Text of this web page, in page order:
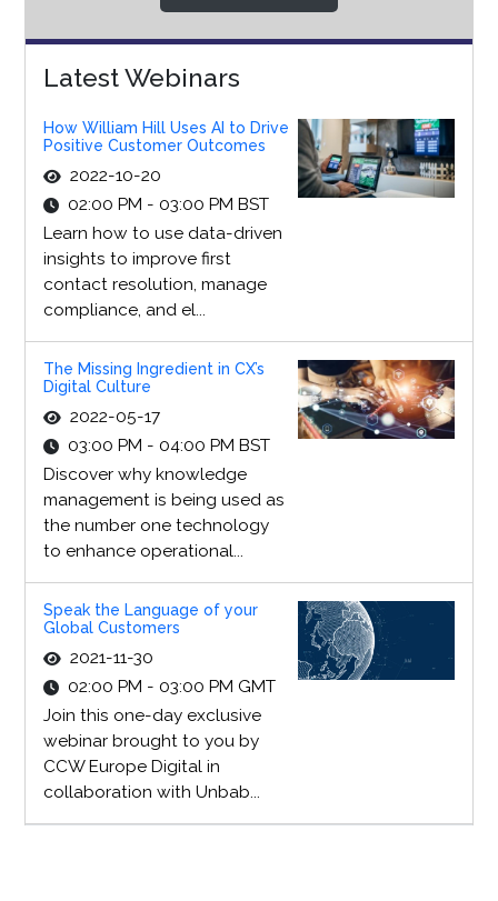
Latest Webinars
How William Hill Uses AI to Drive
Positive Customer Outcomes
2022-10-20
02:00 PM - 03:00 PM BST
Learn how to use data-driven
insights to improve first
contact resolution, manage
compliance, and el...
The Missing Ingredient in CX’s
Digital Culture
2022-05-17
03:00 PM - 04:00 PM BST
Discover why knowledge
management is being used as
the number one technology
to enhance operational...
Speak the Language of your
Global Customers
2021-11-30
02:00 PM - 03:00 PM GMT
Join this one-day exclusive
webinar brought to you by
CCW Europe Digital in
collaboration with Unbab...